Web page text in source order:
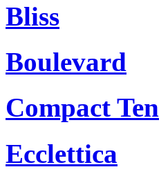
Bliss
Boulevard
Compact Ten
Ecclettica